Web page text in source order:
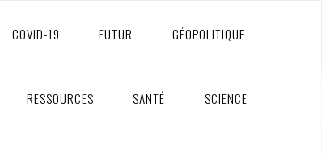
COVID-19 FUTUR GÉOPOLITIQUE
RESSOURCES SANTÉ SCIENCE